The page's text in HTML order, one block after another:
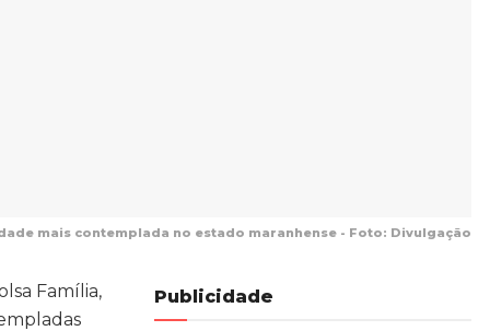
mais contemplada no estado maranhense - Foto: Divulgação
Família,
Publicidade